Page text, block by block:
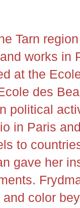
Tarn
works in
at the
des
political
in Paris
to
gave her
color